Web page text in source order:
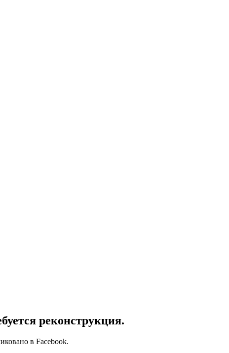
реконструкция.
в Facebook.